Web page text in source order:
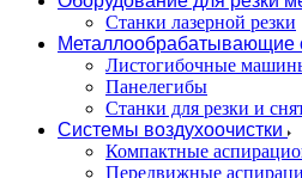
Станки лазерной резки
Металлообрабатывающие
Листогибочные
Панелегибы
Станки для резки и
Системы воздухоочистки
Компактные
Передвижные